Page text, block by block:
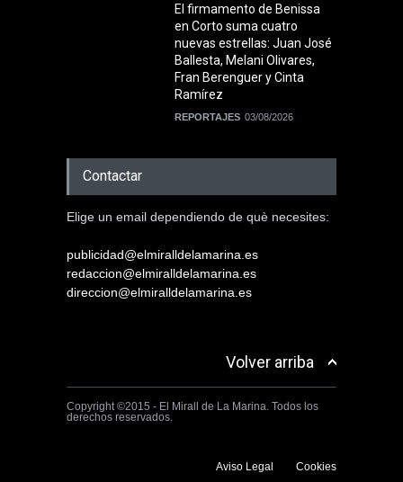
El firmamento de Benissa
en Corto suma cuatro
nuevas estrellas: Juan José
Ballesta, Melani Olivares,
Fran Berenguer y Cinta
Ramírez
REPORTAJES 03/08/2026
Contactar
Elige un email dependiendo de què necesites:
publicidad@elmiralldelamarina.es
redaccion@elmiralldelamarina.es
direccion@elmiralldelamarina.es
Volver arriba
Copyright ©2015 - El Mirall de La Marina. Todos los
derechos reservados.
Aviso Legal Cookies